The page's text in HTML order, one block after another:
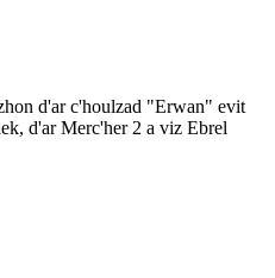
d'ar c'houlzad "Erwan" evit
d'ar Merc'her 2 a viz Ebrel